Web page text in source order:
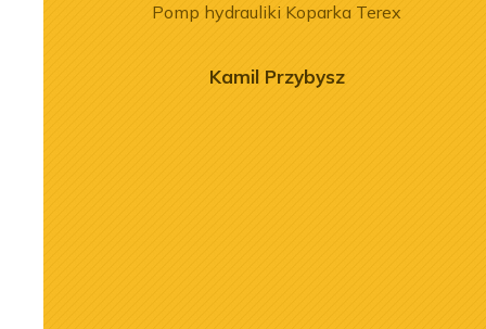
Pomp hydrauliki Koparka Terex
Kamil Przybysz
2026-07-03